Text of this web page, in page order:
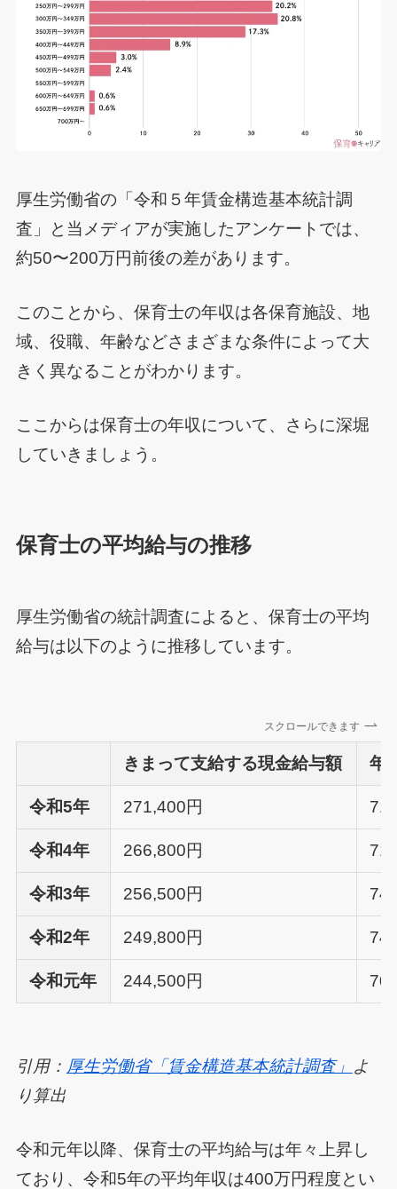
厚生労働省の「令和５年賃金構造基本統計調
査」と当メディアが実施したアンケートでは、
約50〜200万円前後の差があります。
このことから、保育士の年収は各保育施設、地
域、役職、年齢などさまざまな条件によって大
きく異なることがわかります。
ここからは保育士の年収について、さらに深堀
していきましょう。
保育士の平均給与の推移
厚生労働省の統計調査によると、保育士の平均
給与は以下のように推移しています。
スクロールできます
きまって支給する現金給与額 年
令和5年 271,400円
令和4年 266,800円
令和3年 256,500円
令和2年 249,800円
令和元年 244,500円
引用： 厚生労働省「賃金構造基本統計調査」 よ
り算出
令和元年以降、保育士の平均給与は年々上昇し
ており、令和5年の平均年収は400万円程度とい